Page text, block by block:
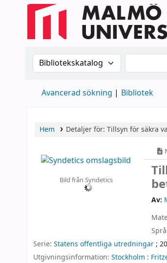
Sök i katalogen efter:Sök i
Avancerad sökning Bibliotek
Hem Detaljer för: Tillsyn för säkra
Bild från Syndetics
Av:
Serie: Statens offentliga utredningar;
Utgivningsinformation: Stockholm :